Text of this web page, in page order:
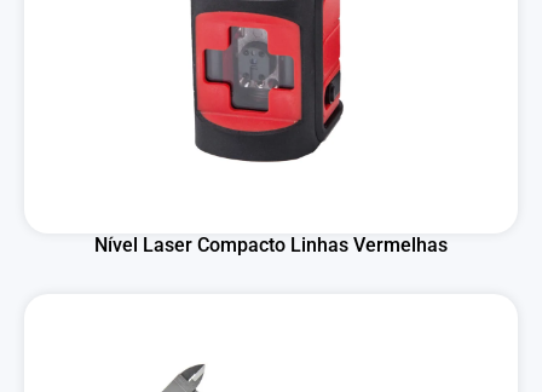
Nível Laser Compacto Linhas Vermelhas